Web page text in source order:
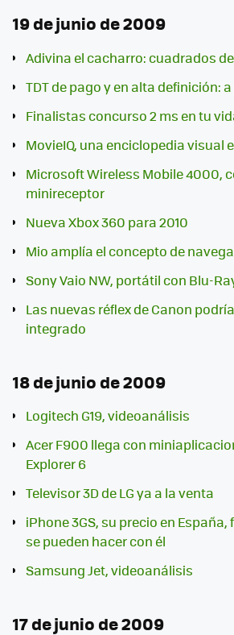
19 de junio de 2009
Adivina el cacharro: cuadrados
TDT de pago y en alta definición:
Finalistas concurso 2 ms en tu
MovieIQ, una enciclopedia visual
Microsoft Wireless Mobile 4000,
minireceptor
Nueva Xbox 360 para 2010
Mio amplía el concepto de
Sony Vaio NW, portátil con Blu-
Las nuevas réflex de Canon
integrado
18 de junio de 2009
Logitech G19, videoanálisis
Acer F900 llega con
Explorer 6
Televisor 3D de LG ya a la venta
iPhone 3GS, su precio en
se pueden hacer con él
Samsung Jet, videoanálisis
17 de junio de 2009